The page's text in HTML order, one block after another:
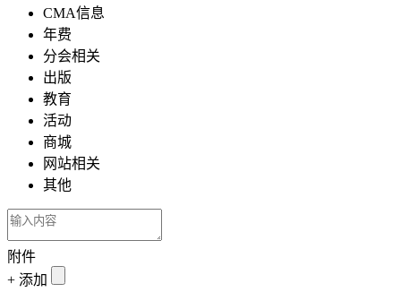
CMA信息
年费
分会相关
出版
教育
活动
商城
网站相关
其他
附件
+ 添加